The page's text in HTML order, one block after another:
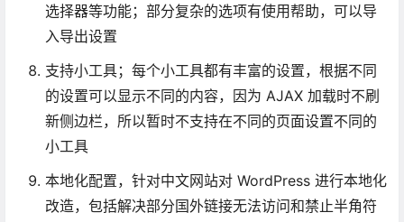
选择器等功能；部分复杂的选项有使用帮助，可以导
入导出设置
支持小工具；每个小工具都有丰富的设置，根据不同
的设置可以显示不同的内容，因为 AJAX 加载时不刷
新侧边栏，所以暂时不支持在不同的页面设置不同的
小工具
本地化配置，针对中文网站对 WordPress 进行本地化
改造，包括解决部分国外链接无法访问和禁止半角符